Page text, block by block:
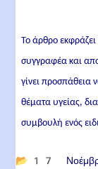
Το άρθρο εκφράζει
συγγραφέα και
γίνει προσπάθεια
θέματα υγείας,
συμβουλή ενός
📂 17